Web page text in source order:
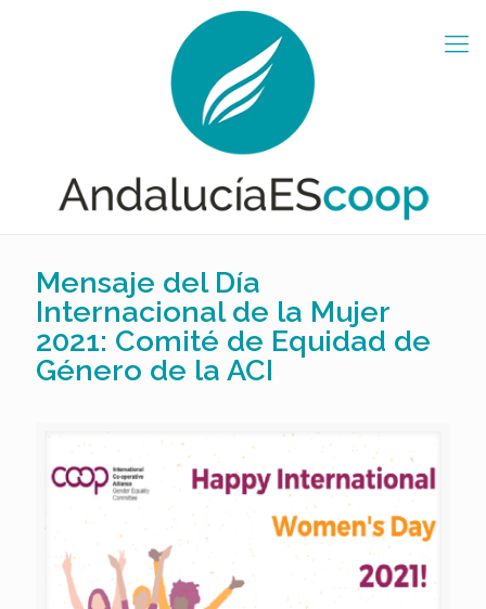
Mensaje del Día
Internacional de la Mujer
2021: Comité de Equidad de
Género de la ACI